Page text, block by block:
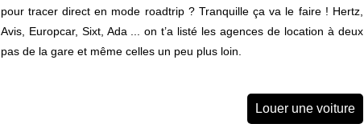
pour tracer direct en mode roadtrip ? Tranquille ça va le faire ! Hertz,
Avis, Europcar, Sixt, Ada ... on t’a listé les agences de location à deux
pas de la gare et même celles un peu plus loin.
Louer une voiture